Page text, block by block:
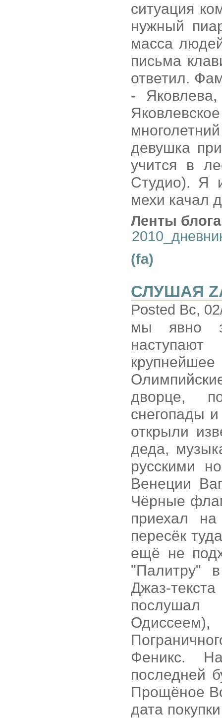
ситуация
нужный
масса
письма
ответил.
-
девушка
учится в
Студио). Я
мехи качал
Ленты
(fa)
СЛУШАЯ
Posted Вс,
мы явно
дворце,
снегопады
открыли
деда,
русскими
Венеции
Чёрные
приехал
пересёк
ещё не
"Палитру"
Джаз-
послушал
Феникс.
последней
Прощёное
дата